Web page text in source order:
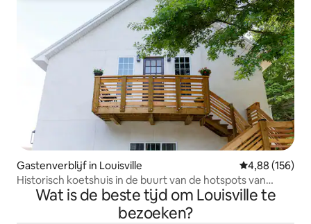
Gastenverblijf in Louisville Gemiddelde
4,88 (156)
Historisch koetshuis in de buurt van de hotspots van
Louisville
Wat is de beste tijd om Louisville te
bezoeken?